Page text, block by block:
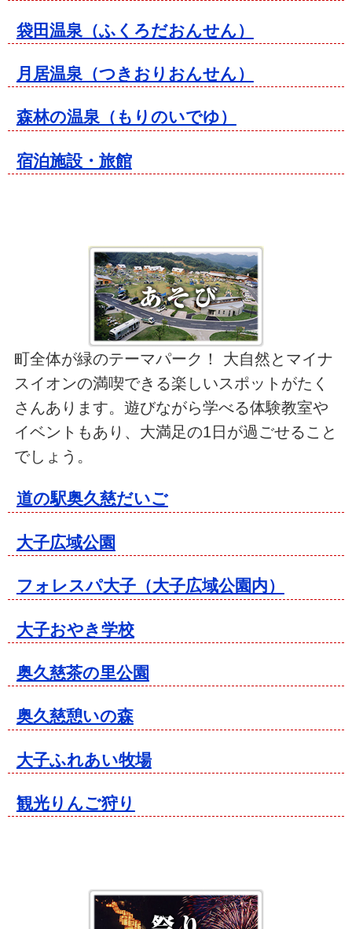
袋田温泉（ふくろだおんせん）
月居温泉（つきおりおんせん）
森林の温泉（もりのいでゆ）
宿泊施設・旅館
町全体が緑のテーマパーク！ 大自然とマイナ
スイオンの満喫できる楽しいスポットがたく
さんあります。遊びながら学べる体験教室や
イベントもあり、大満足の1日が過ごせること
でしょう。
道の駅奥久慈だいご
大子広域公園
フォレスパ大子（大子広域公園内）
大子おやき学校
奥久慈茶の里公園
奥久慈憩いの森
大子ふれあい牧場
観光りんご狩り